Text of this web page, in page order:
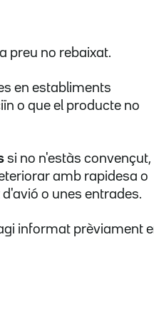
preu no rebaixat.
en establiments
o que el producte no
si no n'estàs convençut,
amb rapidesa o
o unes entrades.
informat prèviament